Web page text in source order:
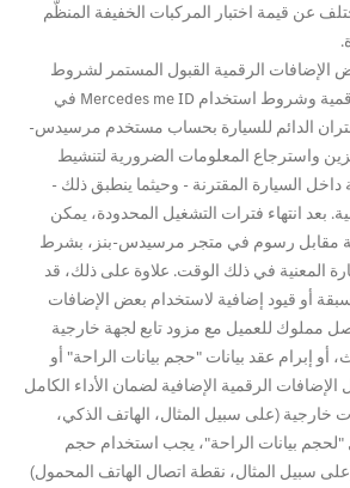
عن قيمة اختبار المركبات الخفيفة المنظّم
الإضافات الرقمية القبول المستمر لشروط
استخدام الإضافات الرقمية وشروط استخدام Mercedes me ID في
الدائم للسيارة بحساب مستخدم مرسيدس-
واسترجاع المعلومات الضرورية لتنشيط
السيارة المقترنة - وحيثما ينطبق ذلك -
بعد انتهاء فترات التشغيل المحدودة، يمكن
مقابل رسوم في متجر مرسيدس-بنز، بشرط
المعنية في ذلك الوقت. علاوة على ذلك، قد
أو قيود إضافية لاستخدام بعض الإضافات
مملوك للعميل مع مزود تابع لجهة خارجية
أو إبرام عقد بيانات "حجم بيانات الراحة" أو
الرقمية الإضافية لضمان الأداء الكامل
خارجية (على سبيل المثال، الهاتف الذكي،
"لحجم بيانات الراحة"، يجب استخدام حجم
سبيل المثال، نقطة اتصال الهاتف المحمول)